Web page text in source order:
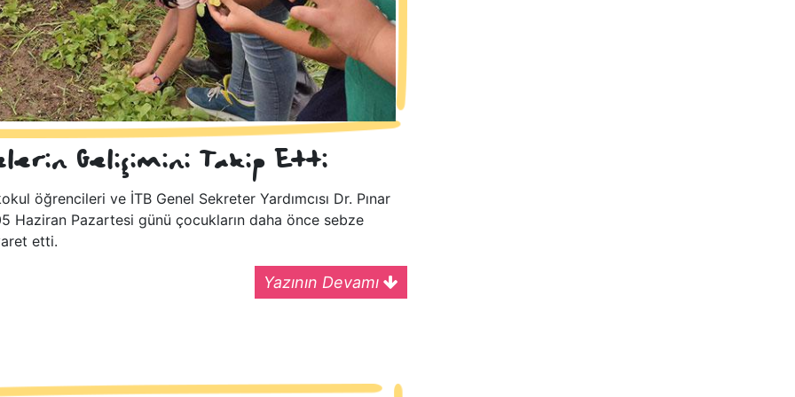
Gelişimini Takip Etti
öğrencileri ve İTB Genel Sekreter Yardımcısı Dr. Pınar
Haziran Pazartesi günü çocukların daha önce sebze
etti.
Yazının Devamı